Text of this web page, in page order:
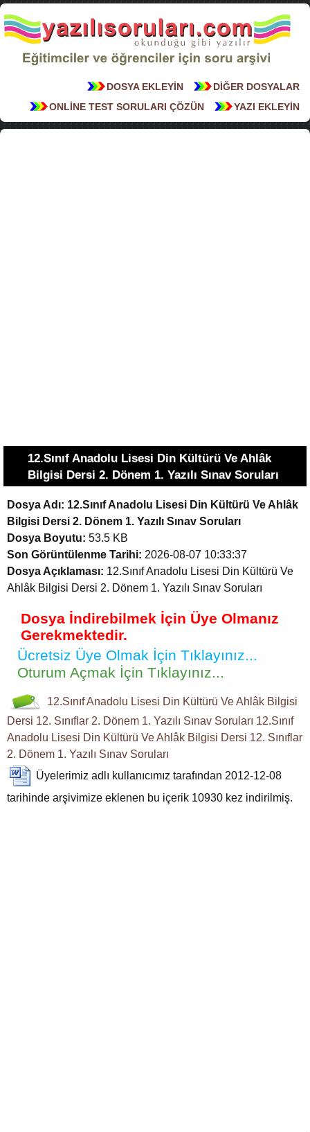
DİĞER DOSYALAR
DOSYA EKLEYİN
YAZI EKLEYİN
ONLİNE TEST SORULARI ÇÖZÜN
12.Sınıf Anadolu Lisesi Din Kültürü Ve Ahlâk
Bilgisi Dersi 2. Dönem 1. Yazılı Sınav Soruları
Dosya Adı: 12.Sınıf Anadolu Lisesi Din Kültürü Ve Ahlâk
Bilgisi Dersi 2. Dönem 1. Yazılı Sınav Soruları
Dosya Boyutu: 53.5 KB
Son Görüntülenme Tarihi: 2026-08-07 10:33:37
Dosya Açıklaması: 12.Sınıf Anadolu Lisesi Din Kültürü Ve
Ahlâk Bilgisi Dersi 2. Dönem 1. Yazılı Sınav Soruları
Dosya İndirebilmek İçin Üye Olmanız
Gerekmektedir.
Ücretsiz Üye Olmak İçin Tıklayınız...
Oturum Açmak İçin Tıklayınız...
12.SınıfAnadolu Lisesi Din Kültürü Ve Ahlâk Bilgisi
Dersi 12. Sınıflar 2. Dönem 1. Yazılı Sınav Soruları 12.Sınıf
Anadolu Lisesi Din Kültürü Ve Ahlâk Bilgisi Dersi 12. Sınıflar
2. Dönem 1. Yazılı Sınav Soruları
Üyelerimiz adlı kullanıcımız tarafından 2012-12-08
tarihinde arşivimize eklenen bu içerik 10930 kez indirilmiş.